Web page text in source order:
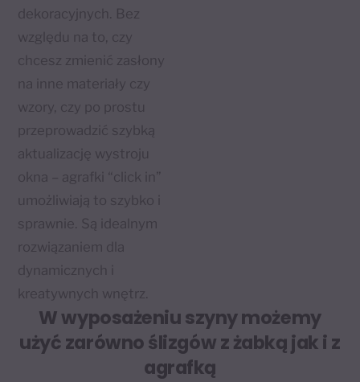
dekoracyjnych. Bez
względu na to, czy
chcesz zmienić zasłony
na inne materiały czy
wzory, czy po prostu
przeprowadzić szybką
aktualizację wystroju
okna – agrafki “click in”
umożliwiają to szybko i
sprawnie. Są idealnym
rozwiązaniem dla
dynamicznych i
kreatywnych wnętrz.
W wyposażeniu szyny możemy
użyć zarówno ślizgów z żabką jak i z
agrafką